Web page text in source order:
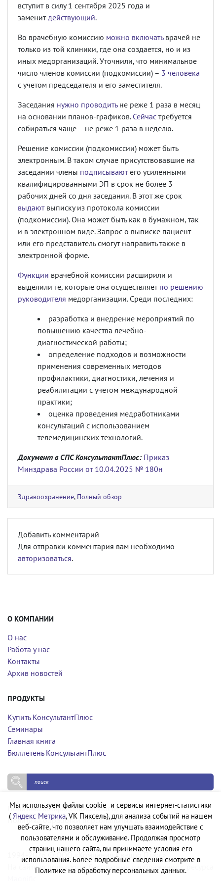
вступит в силу 1 сентября 2025 года и
заменитдействующий.
Во врачебную комиссию можно включатьврачей не
только из той клиники, где она создается, но и из
иных медорганизаций. Уточнили, что минимальное
число членов комиссии (подкомиссии) – 3 человека
с учетом председателя и его заместителя.
Заседания нужно проводитьне реже 1 раза в месяц
на основании планов-графиков. Сейчас требуется
собираться чаще – не реже 1 раза в неделю.
Решение комиссии (подкомиссии) может быть
электронным. В таком случае присутствовавшие на
заседании члены подписываютего усиленными
квалифицированными ЭП в срок не более 3
рабочих дней со дня заседания. В этот же срок
выдаютвыписку из протокола комиссии
(подкомиссии). Она может быть как в бумажном, так
и в электронном виде. Запрос о выписке пациент
или его представитель смогут направить также в
электронной форме.
Функции врачебной комиссии расширили и
выделили те, которые она осуществляет по решению
руководителя медорганизации. Среди последних:
разработка и внедрение мероприятий по
повышению качества лечебно-
диагностической работы;
определение подходов и возможности
применения современных методов
профилактики, диагностики, лечения и
реабилитации с учетом международной
практики;
оценка проведения медработниками
консультаций с использованием
телемедицинских технологий.
Документ в СПС КонсультантПлюс: Приказ
Минздрава России от 10.04.2025 № 180н
Здравоохранение, Полный обзор
Добавить комментарий
Для отправки комментария вам необходимо
авторизоваться.
О КОМПАНИИ
О нас
Работа у нас
Контакты
Архив новостей
ПРОДУКТЫ
Купить КонсультантПлюс
Семинары
Главная книга
Бюллетень КонсультантПлюс
Политика конфиденциальности
Политика обработки персональных данных
1994-2026 © ООО «Компания Квадро Плюс»
На сайте используются бесплатные изображения с ресурса
Мы используем файлы cookie и сервисы интернет-статистики
( Яндекс Метрика, VK Пиксель), для анализа событий на нашем
веб-сайте, что позволяет нам улучшать взаимодействие с
пользователями и обслуживание. Продолжая просмотр
страниц нашего сайта, вы принимаете условия его
использования. Более подробные сведения смотрите в
Политике на обработку персональных данных.